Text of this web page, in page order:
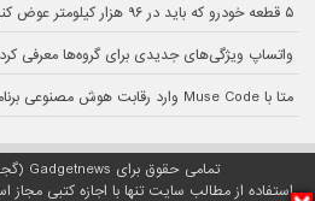
۵ قطعه خودرو که باید در ۹۶ هزار کیلومتر عوض کنید
واتساپ ویژگی‌های جدیدی برای گروه‌ها معرفی
متا با Muse Code وارد رقابت هوش مصنوعی برنامه‌نویسی شد
تمامی حقوق برای Gadgetnews (گجت نیوز) محفوظ است
استفاده از مطالب سایت تنها با اجازه کتبی مجاز